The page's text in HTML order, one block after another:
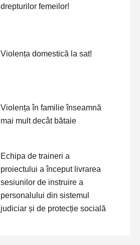
drepturilor femeilor!
Violența domestică la sat!
Violența în familie înseamnă
mai mult decât bătaie
Echipa de traineri a
proiectului a început livrarea
sesiunilor de instruire a
personalului din sistemul
judiciar și de protecție socială